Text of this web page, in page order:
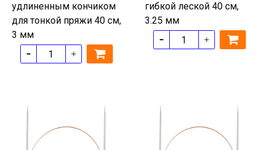
удлиненным кончиком
для тонкой пряжи 40 см,
3 мм
гибкой леской 40 см,
3.25 мм